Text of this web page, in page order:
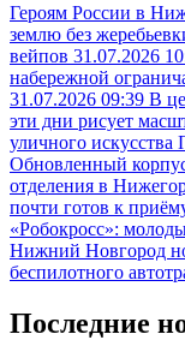
Героям России в
землю без
вейпов 31.07.2026
набережной
31.07.2026 09:39 В
эти дни рисует
уличного
Обновленный
отделения в
почти готов к
«Робокросс»:
Нижний Новгород
беспилотного
Последние